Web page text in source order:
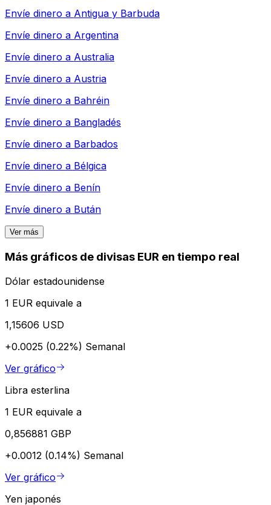
Envíe dinero a Antigua y Barbuda
Envíe dinero a Argentina
Envíe dinero a Australia
Envíe dinero a Austria
Envíe dinero a Bahréin
Envíe dinero a Bangladés
Envíe dinero a Barbados
Envíe dinero a Bélgica
Envíe dinero a Benín
Envíe dinero a Bután
Ver más
Más gráficos de divisas EUR en tiempo real
Dólar estadounidense
1 EUR equivale a
1,15606 USD
+0.0025 (0.22%) Semanal
Ver gráfico
Libra esterlina
1 EUR equivale a
0,856881 GBP
+0.0012 (0.14%) Semanal
Ver gráfico
Yen japonés